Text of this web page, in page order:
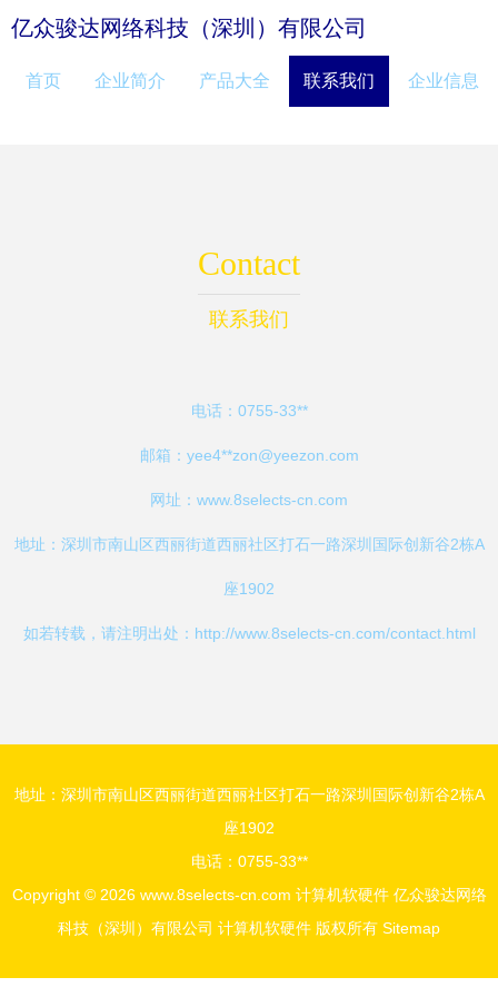
亿众骏达网络科技（深圳）有限公司
首页 企业简介 产品大全 联系我们 企业信息
Contact
联系我们
电话：0755-33**
邮箱：yee4**zon@yeezon.com
网址： www.8selects-cn.com
地址：深圳市南山区西丽街道西丽社区打石一路深圳国际创新谷2栋A
座1902
如若转载，请注明出处：http://www.8selects-cn.com/contact.html
地址：深圳市南山区西丽街道西丽社区打石一路深圳国际创新谷2栋A
座1902
电话：0755-33**
Copyright © 2026 www.8selects-cn.com 计算机软硬件 亿众骏达网络
科技（深圳）有限公司 计算机软硬件 版权所有 Sitemap